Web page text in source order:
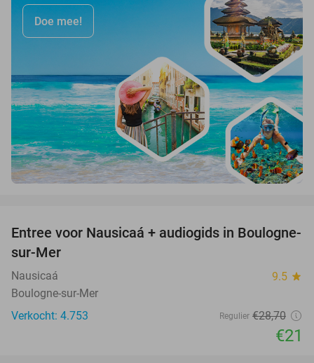
Doe mee!
27%
Entree voor Nausicaá + audiogids in Boulogne-
sur-Mer
Nausicaá 9.5 star
Boulogne-sur-Mer
Verkocht: 4.753
Regulier €28,70
€21